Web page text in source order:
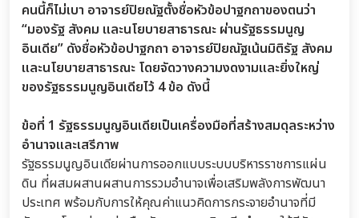
คนนี้ก็ไม่เบา อาจารย์ปิยณัฐตั้งชื่อหัวข้อปาฐกถาของตนว่า
“มองรัฐ สังคม และนโยบายสาธารณะ ผ่านรัฐธรรมนูญ
อินเดีย” ดังชื่อหัวข้อปาฐกถา อาจารย์ปิยณัฐเน้นมิติรัฐ สังคม
และนโยบายสาธารณะ โดยจัดวางความงดงามและยิ่งใหญ่
ของรัฐธรรมนูญอินเดียไว้ 4 ข้อ ดังนี้
ข้อที่ 1 รัฐธรรมนูญอินเดียเป็นเครื่องมือที่สร้างสมดุลระหว่าง
อำนาจและเสรีภาพ
รัฐธรรมนูญอินเดียผ่านการออกแบบระบบบริหารราชการแผ่น
ดิน ที่ผสมผสานผสานการรวมอำนาจเพื่อเสริมพลังการพัฒนา
ประเทศ พร้อมกับการให้คุณค่าแนวคิดการกระจายอำนาจที่มี